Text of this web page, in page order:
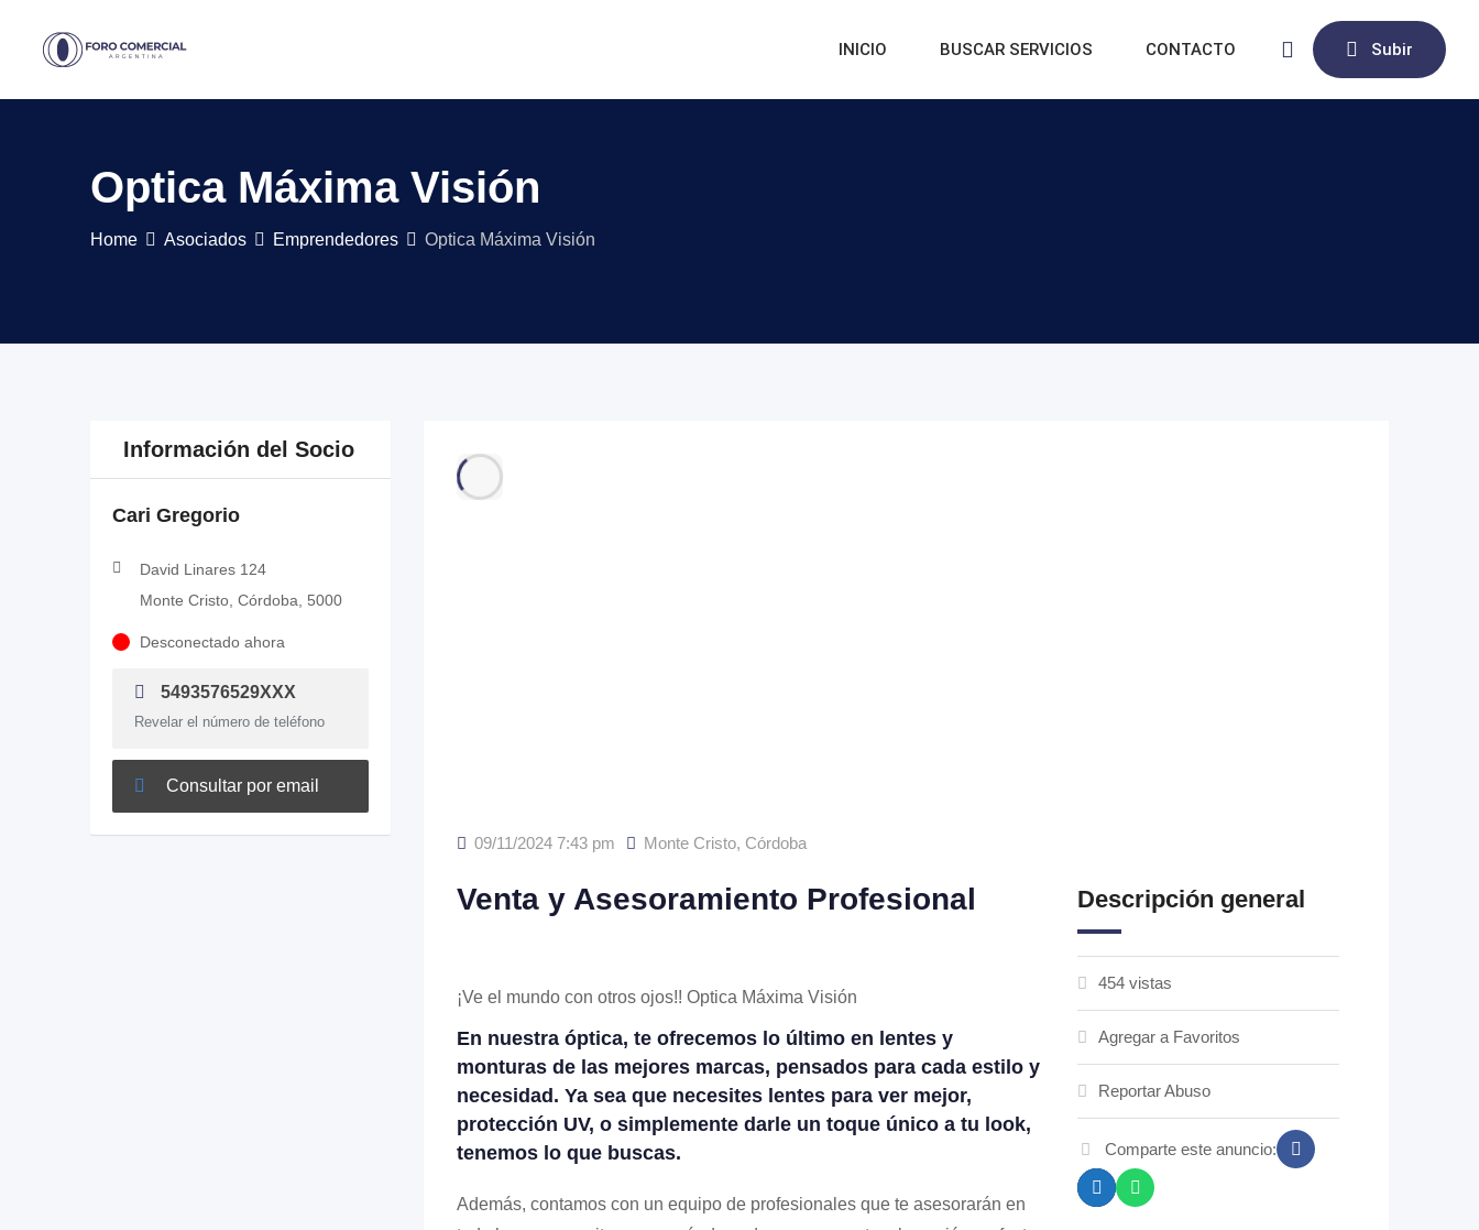
Subir
INICIO BUSCAR SERVICIOS CONTACTO
Optica Máxima Visión
Home Asociados Emprendedores Optica Máxima Visión
Información del Socio
Cari Gregorio
David Linares 124
Monte Cristo, Córdoba, 5000
Desconectado ahora
5493576529XXX
Revelar el número de teléfono
Consultar por email
09/11/2024 7:43 pm Monte Cristo, Córdoba
Venta y Asesoramiento Profesional
¡Ve el mundo con otros ojos!! Optica Máxima Visión
En nuestra óptica, te ofrecemos lo último en lentes y
monturas de las mejores marcas, pensados para cada estilo y
necesidad. Ya sea que necesites lentes para ver mejor,
protección UV, o simplemente darle un toque único a tu look,
tenemos lo que buscas.
Además, contamos con un equipo de profesionales que te asesorarán en
Descripción general
454 vistas
Agregar a Favoritos
Reportar Abuso
Comparte este anuncio: